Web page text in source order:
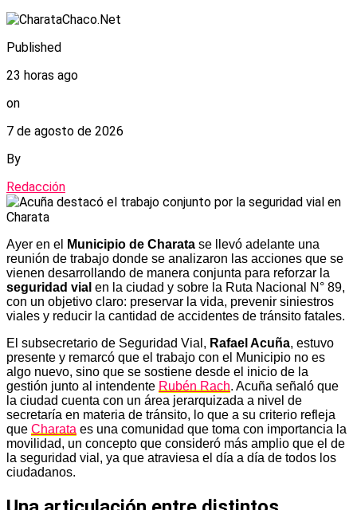
Published
23 horas ago
on
7 de agosto de 2026
By
Redacción
Ayer en el Municipio de Charata se llevó adelante una
reunión de trabajo donde se analizaron las acciones que se
vienen desarrollando de manera conjunta para reforzar la
seguridad vial en la ciudad y sobre la Ruta Nacional N° 89,
con un objetivo claro: preservar la vida, prevenir siniestros
viales y reducir la cantidad de accidentes de tránsito fatales.
El subsecretario de Seguridad Vial, Rafael Acuña, estuvo
presente y remarcó que el trabajo con el Municipio no es
algo nuevo, sino que se sostiene desde el inicio de la
gestión junto al intendente Rubén Rach. Acuña señaló que
la ciudad cuenta con un área jerarquizada a nivel de
secretaría en materia de tránsito, lo que a su criterio refleja
que Charata es una comunidad que toma con importancia la
movilidad, un concepto que consideró más amplio que el de
la seguridad vial, ya que atraviesa el día a día de todos los
ciudadanos.